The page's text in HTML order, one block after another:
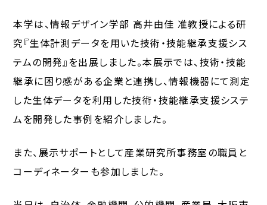
本学は、情報デザイン学部 高井由佳 准教授による研
究『生体計測データを用いた技術・技能継承支援シス
テムの開発』を出展しました。本展示では、技術・技能
継承に困り感がある企業と連携し、情報機器にて測定
した生体データを利用した技術・技能継承支援システ
ムを開発した事例を紹介しました。
また、展示サポートとして産業研究所事務室の職員と
コーディネーターも参加しました。